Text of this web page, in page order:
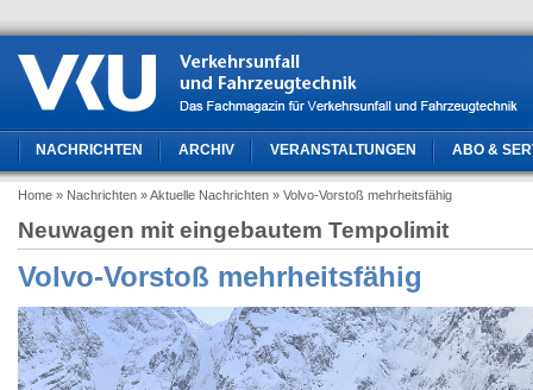
NACHRICHTEN ARCHIV VERANSTALTUNGEN ABO &
Home » Nachrichten » Aktuelle Nachrichten » Volvo-Vorstoß mehrheitsfähig
Neuwagen mit eingebautem Tempolimit
Volvo-Vorstoß mehrheitsfähig